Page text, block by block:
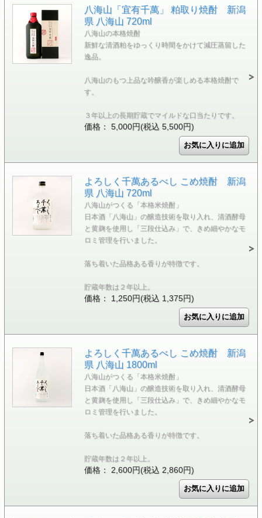
八海山「宜有千萬」 粕取り焼酎 新潟
県 八海山 720ml
八海山の本格焼酎
新鮮な清酒粕をゆっくり時間をかけて減圧蒸留した
逸品。
八海山のもつ上品な吟醸香が楽しめる本格焼酎で
す。
３年以上の長期貯蔵でマイルドな口当たりです。
価格： 5,000円(税込 5,500円)
よろしく千萬あるべし こめ焼酎 新潟
県 八海山 720ml
八海山がつくる「本格米焼酎」
日本酒「八海山」の醸造技術を取り入れ、清酒酵母
と黄麹を使用し「三段仕込み」で、きめ細やかなモ
ロミ管理を行いました。
落ち着いた品格ある香りが特徴です。
貯蔵年数は２年以上。
価格： 1,250円(税込 1,375円)
よろしく千萬あるべし こめ焼酎 新潟
県 八海山 1800ml
八海山がつくる「本格米焼酎」
日本酒「八海山」の醸造技術を取り入れ、清酒酵母
と黄麹を使用し「三段仕込み」で、きめ細やかなモ
ロミ管理を行いました。
落ち着いた品格ある香りが特徴です。
貯蔵年数は２年以上。
価格： 2,600円(税込 2,860円)